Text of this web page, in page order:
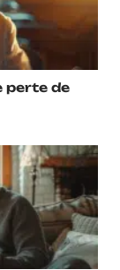
perte de